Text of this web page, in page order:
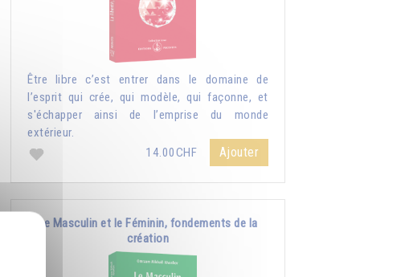
Être libre c’est entrer dans le domaine de
l’esprit qui crée, qui modèle, qui façonne, et
s'échapper ainsi de l’emprise du monde
extérieur.
14.00CHF
Ajouter
Le Masculin et le Féminin, fondements de la
création